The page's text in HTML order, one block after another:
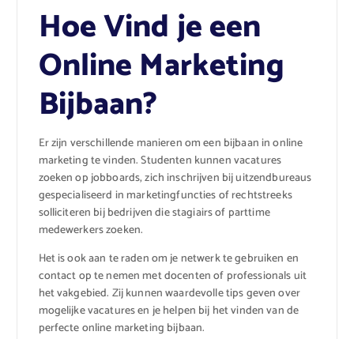
Hoe Vind je een
Online Marketing
Bijbaan?
Er zijn verschillende manieren om een bijbaan in online
marketing te vinden. Studenten kunnen vacatures
zoeken op jobboards, zich inschrijven bij uitzendbureaus
gespecialiseerd in marketingfuncties of rechtstreeks
solliciteren bij bedrijven die stagiairs of parttime
medewerkers zoeken.
Het is ook aan te raden om je netwerk te gebruiken en
contact op te nemen met docenten of professionals uit
het vakgebied. Zij kunnen waardevolle tips geven over
mogelijke vacatures en je helpen bij het vinden van de
perfecte online marketing bijbaan.